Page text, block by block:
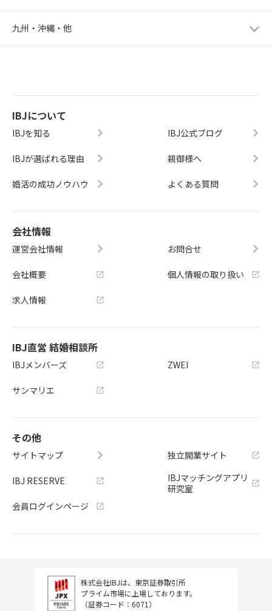
九州・沖縄・他
IBJについて
IBJを知る
IBJが選ばれる理由
婚活の成功ノウハウ
IBJ公式ブログ
親御様へ
よくある質問
会社情報
運営会社情報
会社概要
求人情報
お問合せ
個人情報の取り扱い
IBJ直営 結婚相談所
IBJメンバーズ
サンマリエ
ZWEI
その他
サイトマップ
IBJ RESERVE
会員ログインページ
独立開業サイト
IBJマッチングアプリ
研究室
株式会社IBJは、東京証券取引所
プライム市場に上場しております。
（証券コード：6071）